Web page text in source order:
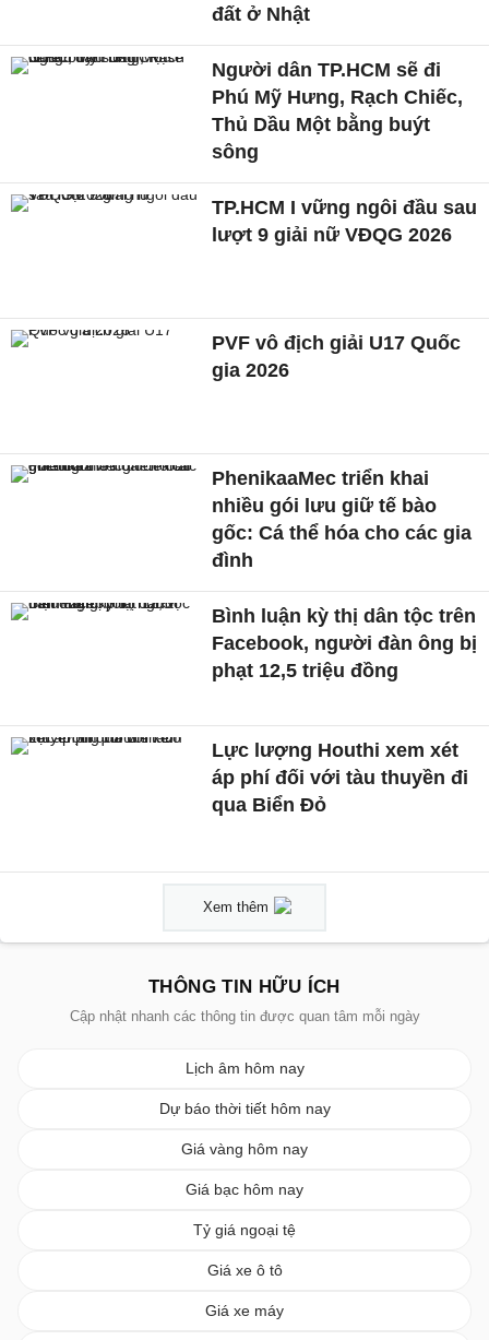
đất ở Nhật
Người dân TP.HCM sẽ đi
Phú Mỹ Hưng, Rạch Chiếc,
Thủ Dầu Một bằng buýt
sông
TP.HCM I vững ngôi đầu sau
lượt 9 giải nữ VĐQG 2026
PVF vô địch giải U17 Quốc
gia 2026
PhenikaaMec triển khai
nhiều gói lưu giữ tế bào
gốc: Cá thể hóa cho các gia
đình
Bình luận kỳ thị dân tộc trên
Facebook, người đàn ông bị
phạt 12,5 triệu đồng
Lực lượng Houthi xem xét
áp phí đối với tàu thuyền đi
qua Biển Đỏ
Xem thêm
THÔNG TIN HỮU ÍCH
Cập nhật nhanh các thông tin được quan tâm mỗi ngày
Lịch âm hôm nay
Dự báo thời tiết hôm nay
Giá vàng hôm nay
Giá bạc hôm nay
Tỷ giá ngoại tệ
Giá xe ô tô
Giá xe máy